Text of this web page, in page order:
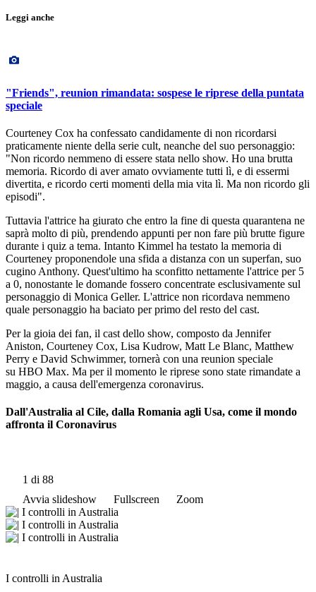
Leggi anche
"Friends", reunion rimandata: sospese le riprese della puntata
speciale
Courteney Cox ha confessato candidamente di non ricordarsi
praticamente niente della serie cult, neanche del suo personaggio:
"Non ricordo nemmeno di essere stata nello show. Ho una brutta
memoria. Ricordo di aver amato ovviamente tutti lì, e di essermi
divertita, e ricordo certi momenti della mia vita lì. Ma non ricordo gli
episodi".
Tuttavia l'attrice ha giurato che entro la fine di questa quarantena ne
saprà molto di più, prendendo appunti per non fare più brutte figure
durante i quiz a tema. Intanto Kimmel ha testato la memoria di
Courteney proponendole una sfida a distanza con un superfan, suo
cugino Anthony. Quest'ultimo ha sconfitto nettamente l'attrice per 5
a 0, nonostante le domande fossero concentrate esclusivamente sul
personaggio di Monica Geller. L'attrice non ricordava nemmeno
quale personaggio ha baciato per primo del resto del cast.
Per la gioia dei fan, il cast dello show, composto da Jennifer
Aniston, Courteney Cox, Lisa Kudrow, Matt Le Blanc, Matthew
Perry e David Schwimmer, tornerà con una reunion speciale
su HBO Max. Ma per il momento le riprese sono state rimandate a
maggio, a causa dell'emergenza coronavirus.
Dall'Australia al Cile, dalla Romania agli Usa, come il mondo
affronta il Coronavirus
1 di 88
Avvia slideshow
Fullscreen Zoom
I controlli in Australia